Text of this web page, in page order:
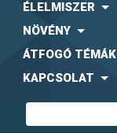
ÉLELMISZER
NÖVÉNY
ÁTFOGÓ TÉMÁK
KAPCSOLAT